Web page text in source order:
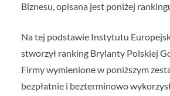
Biznesu, opisana jest poniżej
Na tej podstawie Instytutu
stworzył ranking Brylanty Polskiej
Firmy wymienione w poniższym
bezpłatnie i bezterminowo